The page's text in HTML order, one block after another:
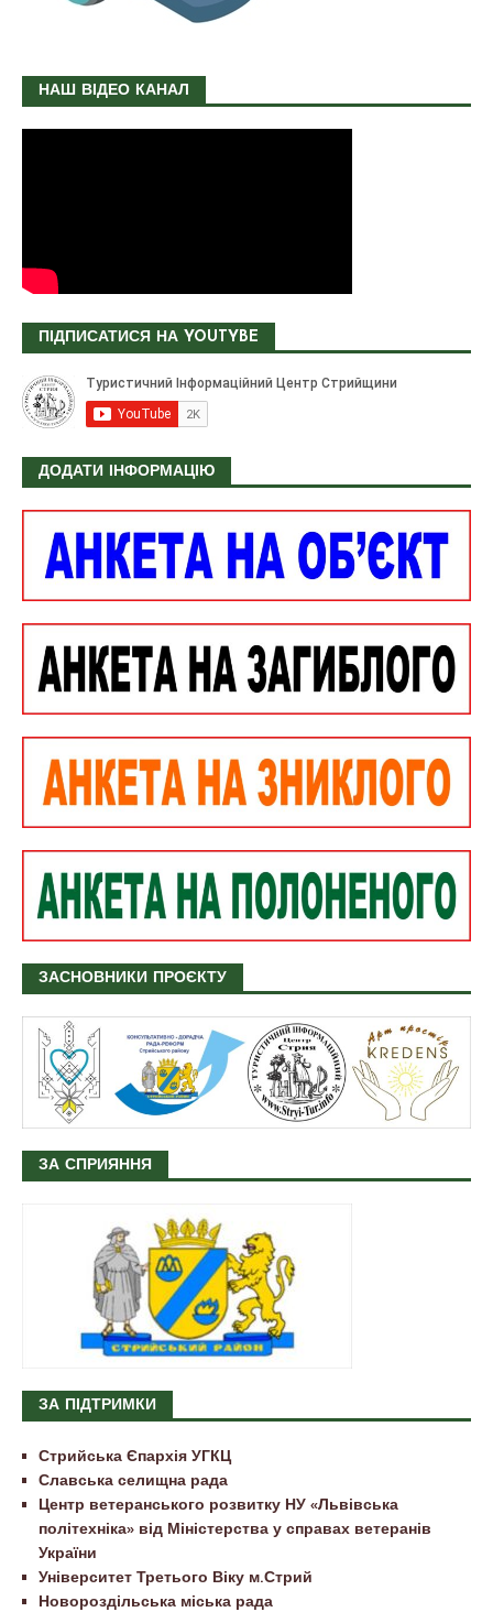
НАШ ВІДЕО КАНАЛ
ПІДПИСАТИСЯ НА YOUTYBE
ДОДАТИ ІНФОРМАЦІЮ
ЗАСНОВНИКИ ПРОЄКТУ
ЗА СПРИЯННЯ
ЗА ПІДТРИМКИ
Стрийська Єпархія УГКЦ
Славська селищна рада
Центр ветеранського розвитку НУ «Львівська
політехніка» від Міністерства у справах ветеранів
України
Університет Третього Віку м.Стрий
Новороздільська міська рада